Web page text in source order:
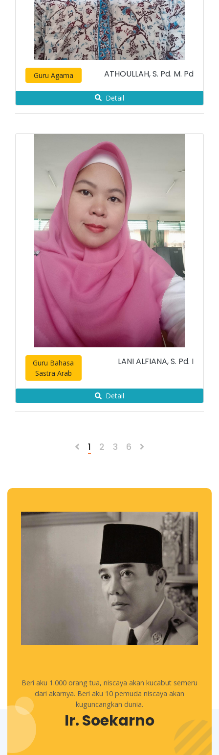
Guru Agama ATHOULLAH, S. Pd. M. Pd
Detail
Guru Bahasa
Sastra Arab
LANI ALFIANA, S. Pd. I
Detail
1 2 3 6
Beri aku 1.000 orang tua, niscaya akan kucabut semeru
dari akarnya. Beri aku 10 pemuda niscaya akan
kuguncangkan dunia.
Ir. Soekarno